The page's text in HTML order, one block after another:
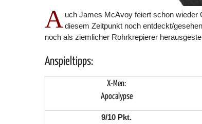
A uch James McAvoy feiert schon wieder
diesem Zeitpunkt noch entdeckt/
noch als ziemlicher Rohrkrepierer
Anspieltipps:
X-Men:
Apocalypse
9/10 Pkt.